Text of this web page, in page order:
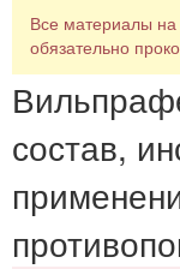
Все материалы
обязательно
состав,